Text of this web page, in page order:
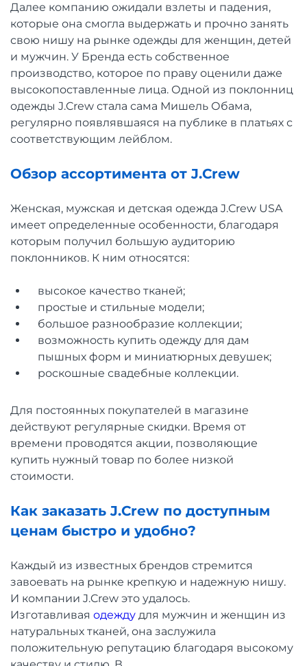
Далее компанию ожидали взлеты и падения,
которые она смогла выдержать и прочно занять
свою нишу на рынке одежды для женщин, детей
и мужчин. У Бренда есть собственное
производство, которое по праву оценили даже
высокопоставленные лица. Одной из поклонниц
одежды J.Crew стала сама Мишель Обама,
регулярно появлявшаяся на публике в платьях с
соответствующим лейблом.
Обзор ассортимента от J.Crew
Женская, мужская и детская одежда J.Crew USA
имеет определенные особенности, благодаря
которым получил большую аудиторию
поклонников. К ним относятся:
высокое качество тканей;
простые и стильные модели;
большое разнообразие коллекции;
возможность купить одежду для дам
пышных форм и миниатюрных девушек;
роскошные свадебные коллекции.
Для постоянных покупателей в магазине
действуют регулярные скидки. Время от
времени проводятся акции, позволяющие
купить нужный товар по более низкой
стоимости.
Как заказать J.Crew по доступным
ценам быстро и удобно?
Каждый из известных брендов стремится
завоевать на рынке крепкую и надежную нишу.
И компании J.Crew это удалось.
Изготавливая одежду для мужчин и женщин из
натуральных тканей, она заслужила
положительную репутацию благодаря высокому